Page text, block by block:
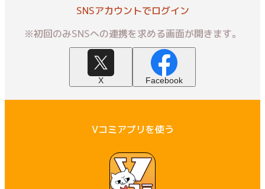
SNSアカウントでログイン
※初回のみSNSへの連携を求める画面が開きます。
X Facebook
Vコミアプリを使う